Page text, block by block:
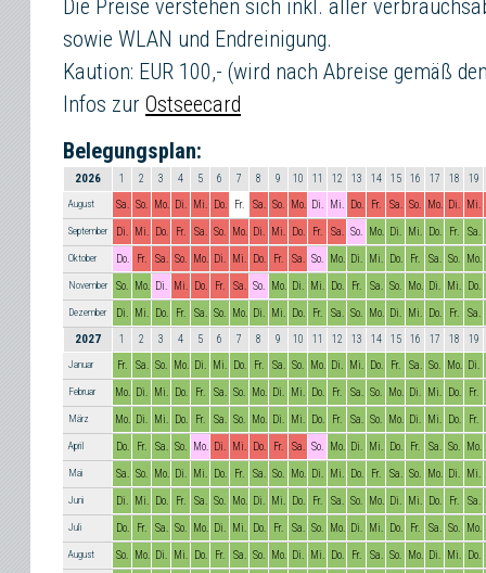
Die Preise verstehen sich inkl. aller
sowie WLAN und Endreinigung.
Kaution: EUR 100,- (wird nach Abreise gemäß
Infos zur Ostseecard
Belegungsplan:
2026 1 2 3 4 5 6 7 8 9 10 11 12 13 14 15 16 17 18 19
August Sa. So. Mo. Di. Mi. Do. Fr. Sa. So. Mo. Di. Mi. Do. Fr. Sa. So. Mo. Di. Mi.
September Di. Mi. Do. Fr. Sa. So. Mo. Di. Mi. Do. Fr. Sa. So. Mo. Di. Mi. Do. Fr. Sa.
Oktober Do. Fr. Sa. So. Mo. Di. Mi. Do. Fr. Sa. So. Mo. Di. Mi. Do. Fr. Sa. So. Mo.
November So. Mo. Di. Mi. Do. Fr. Sa. So. Mo. Di. Mi. Do. Fr. Sa. So. Mo. Di. Mi. Do.
Dezember Di. Mi. Do. Fr. Sa. So. Mo. Di. Mi. Do. Fr. Sa. So. Mo. Di. Mi. Do. Fr. Sa.
2027 1 2 3 4 5 6 7 8 9 10 11 12 13 14 15 16 17 18 19
Januar Fr. Sa. So. Mo. Di. Mi. Do. Fr. Sa. So. Mo. Di. Mi. Do. Fr. Sa. So. Mo. Di.
Februar Mo. Di. Mi. Do. Fr. Sa. So. Mo. Di. Mi. Do. Fr. Sa. So. Mo. Di. Mi. Do. Fr.
März Mo. Di. Mi. Do. Fr. Sa. So. Mo. Di. Mi. Do. Fr. Sa. So. Mo. Di. Mi. Do. Fr.
April Do. Fr. Sa. So. Mo. Di. Mi. Do. Fr. Sa. So. Mo. Di. Mi. Do. Fr. Sa. So. Mo.
Mai Sa. So. Mo. Di. Mi. Do. Fr. Sa. So. Mo. Di. Mi. Do. Fr. Sa. So. Mo. Di. Mi.
Juni Di. Mi. Do. Fr. Sa. So. Mo. Di. Mi. Do. Fr. Sa. So. Mo. Di. Mi. Do. Fr. Sa.
Juli Do. Fr. Sa. So. Mo. Di. Mi. Do. Fr. Sa. So. Mo. Di. Mi. Do. Fr. Sa. So. Mo.
August So. Mo. Di. Mi. Do. Fr. Sa. So. Mo. Di. Mi. Do. Fr. Sa. So. Mo. Di. Mi. Do.